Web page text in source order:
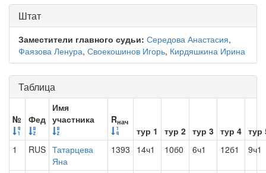
Штат
Заместители главного судьи: Середова Анастасия,
Фаязова Ленура, Своекошинов Игорь, Кирдяшкина Ирина
Таблица
№ Фед
Имя
участника
Rнач
тур 1 тур 2 тур 3 тур 4 тур
1
RUS Татарцева
Яна
1393 14ч1 10б0 6ч1 12б1 9ч1